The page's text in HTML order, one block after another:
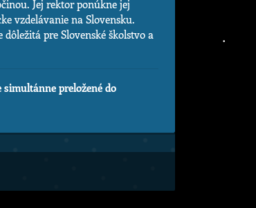
Jej rektor ponúkne jej
vzdelávanie na Slovensku.
pre Slovenské školstvo a
preložené do